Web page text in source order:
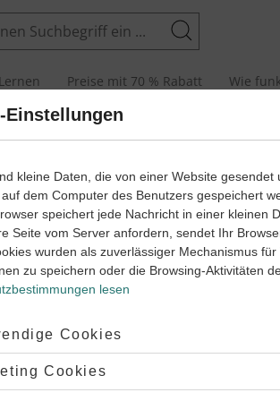
Suchen
Preise mit 70 % Rabatt Wie
und
velle
1
Einstellungen
kleine Daten, die von einer Website gesendet
dem Computer des Benutzers gespeichert
speichert jede Nachricht in einer kleinen
Seite vom Server anfordern, sendet Ihr
wurden als zuverlässiger Mechanismus
zu speichern oder die Browsing-Aktivitäten
lesen
Cookies
Cookies